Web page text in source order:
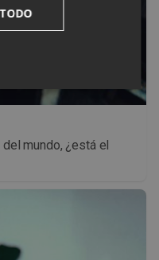
mundo, ¿está el